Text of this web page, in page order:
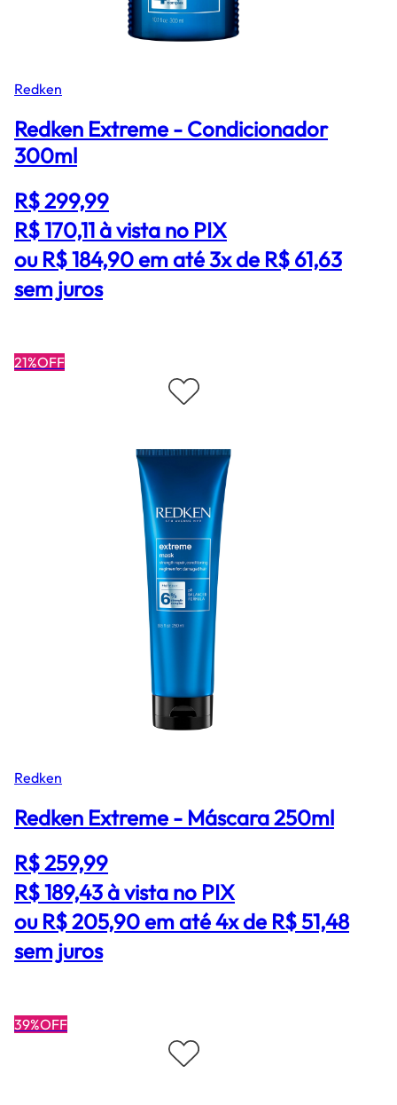
Redken
Redken Extreme - Condicionador
300ml
R$ 299,99
R$ 170,11à vista no PIX
ou R$ 184,90 em até 3x de R$ 61,63
sem juros
21%OFF
Redken
Redken Extreme - Máscara 250ml
R$ 259,99
R$ 189,43à vista no PIX
ou R$ 205,90 em até 4x de R$ 51,48
sem juros
39%OFF